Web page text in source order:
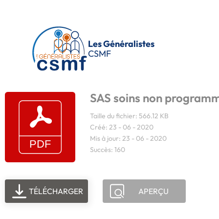
Les Généralistes
CSMF
SAS soins non
Taille du fichier: 566.12 KB
Créé: 23 - 06 - 2020
Mis à jour: 23 - 06 - 2020
Succès: 160
TÉLÉCHARGER APERÇU